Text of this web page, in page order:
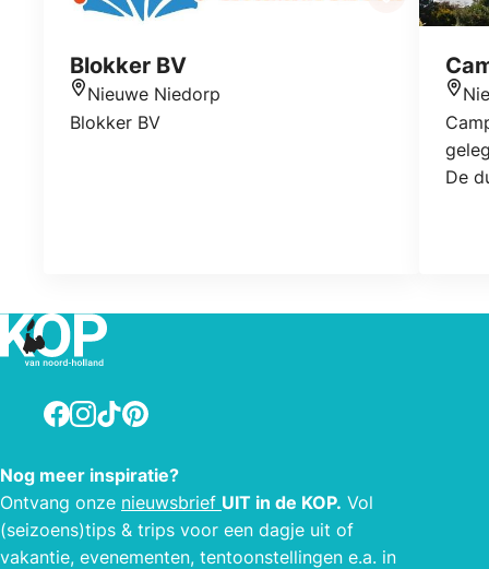
Blokker BV
Nieuwe Niedorp
Blokker BV
De
Facebook
Instagram
TikTokPinterest
Nog meer inspiratie?
Ontvang onze nieuwsbrief UIT in de KOP. Vol
(seizoens)tips & trips voor een dagje uit of
vakantie, evenementen, tentoonstellingen e.a. in